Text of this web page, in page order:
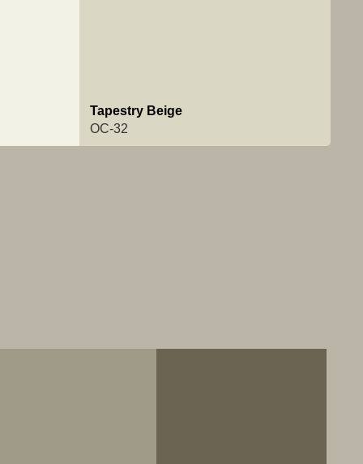
Tapestry Beige
OC-32